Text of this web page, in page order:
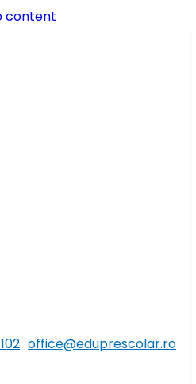
content
office@eduprescolar.ro